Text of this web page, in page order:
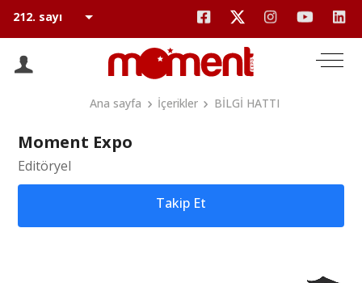
Ana sayfa İçerikler BİLGİ HATTI
Moment Expo
Editöryel
Takip Et